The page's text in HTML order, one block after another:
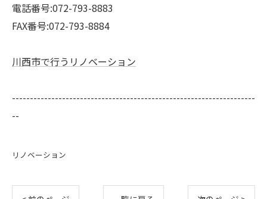
電話番号:072-793-8883
FAX番号:072-793-8884
川西市で行うリノベーション
--------------------------------------------------------------------
--
リノベーション